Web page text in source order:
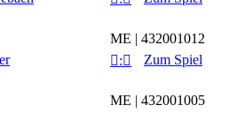
ME | 432001012
:
Zum Spiel
ME | 432001005